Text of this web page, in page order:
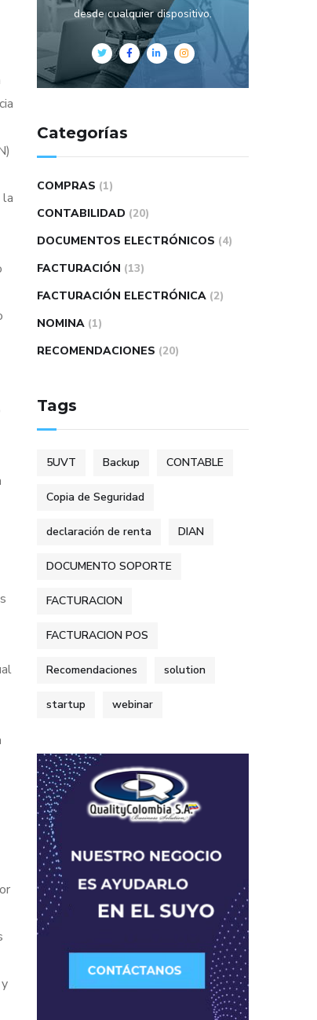
desde cualquier dispositivo.
Categorías
COMPRAS (1)
CONTABILIDAD (20)
DOCUMENTOS ELECTRÓNICOS (4)
FACTURACIÓN (13)
FACTURACIÓN ELECTRÓNICA (2)
NOMINA (1)
RECOMENDACIONES (20)
Tags
5UVT Backup CONTABLE
Copia de Seguridad
declaración de renta DIAN
DOCUMENTO SOPORTE
FACTURACION
FACTURACION POS
Recomendaciones solution
startup webinar